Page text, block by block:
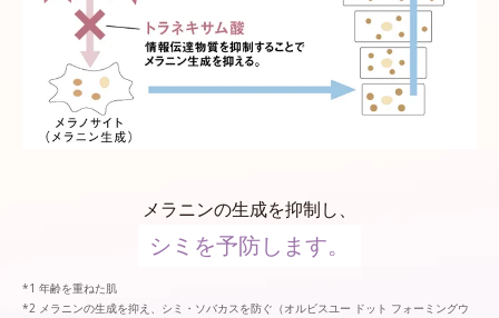
メラニンの生成を抑制し、
シミを予防します。
年齢を重ねた肌
メラニンの生成を抑え、シミ・ソバカスを防ぐ（オルビスユー ドット フォーミングウ